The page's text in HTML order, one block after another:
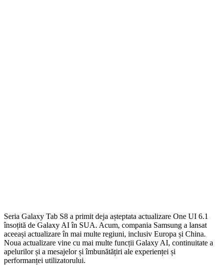
Seria Galaxy Tab S8 a primit deja așteptata actualizare One UI 6.1
însoțită de Galaxy AI în SUA. Acum, compania Samsung a lansat
aceeași actualizare în mai multe regiuni, inclusiv Europa și China.
Noua actualizare vine cu mai multe funcții Galaxy AI, continuitate a
apelurilor și a mesajelor și îmbunătățiri ale experienței și
performanței utilizatorului.